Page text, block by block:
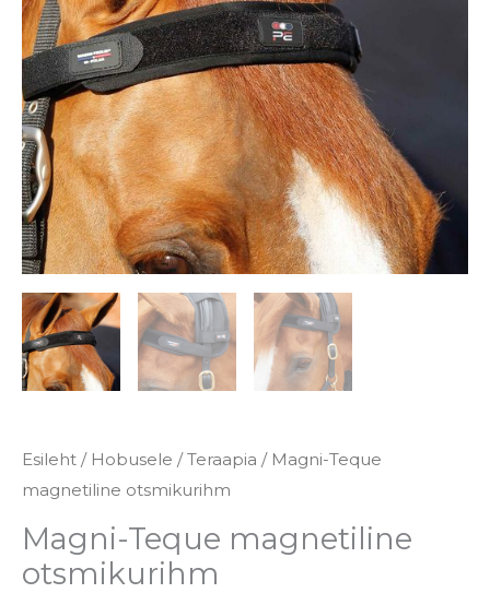
Esileht / Hobusele /Teraapia / Magni-Teque
magnetiline otsmikurihm
Magni-Teque magnetiline
otsmikurihm